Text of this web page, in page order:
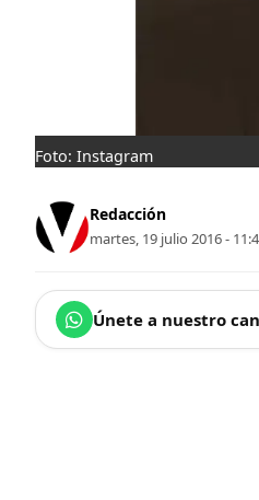
Foto: Instagram
Redacción
martes, 19 julio 2016 -
Únete a nuestro